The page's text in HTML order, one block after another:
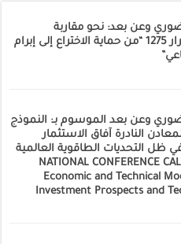
وعن بعد: نحو مقاربة
تسويقية لتفعيل القرار 1275 “من حماية الاختراع إلى إبرام
وعن بعد الموسوم بـ: النموذج
النادرة آفاق الاستثمار
في ظل التحديات الطاقوية العالمية
(NATIONAL CONFERENCE
Economic and Technical
Investment Prospects and